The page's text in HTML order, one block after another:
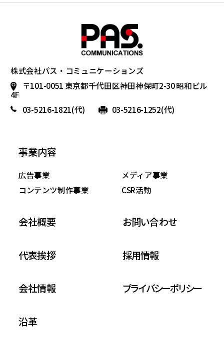
株式会社パス・コミュニケーションズ
〒101-0051 東京都千代田区神田神保町2-30 昭和ビル
4F
03-5216-1821(代) 03-5216-1252(代)
事業内容
広告事業
メディア事業
コンテンツ制作事業
CSR活動
会社概要
代表挨拶
会社情報
沿革
お問い合わせ
採用情報
プライバシーポリシー